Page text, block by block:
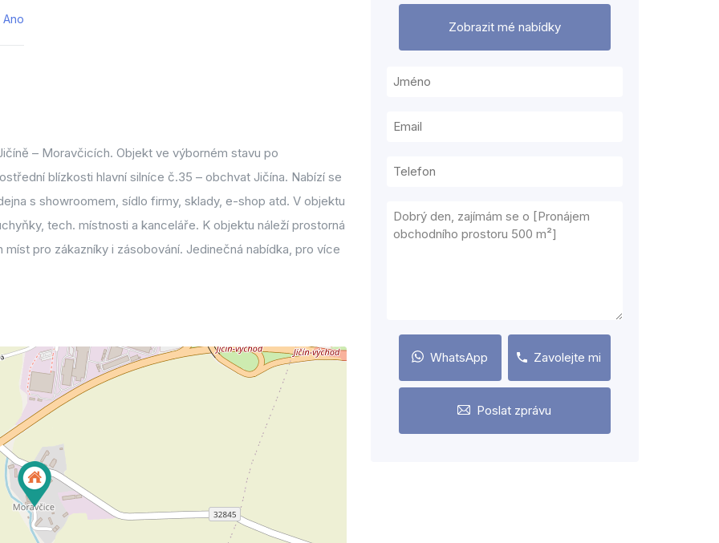
Ano
– Moravčicích. Objekt ve výborném stavu po
blízkosti hlavní silníce č.35 – obchvat Jičína. Nabízí se
s showroomem, sídlo firmy, sklady, e-shop atd. V objektu
tech. místnosti a kanceláře. K objektu náleží prostorná
pro zákazníky i zásobování. Jedinečná nabídka, pro více
Zobrazit mé nabídky
WhatsApp Zavolejte mi
Poslat zprávu